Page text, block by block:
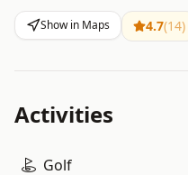
Show in Maps 4.7(14)
Activities
Golf